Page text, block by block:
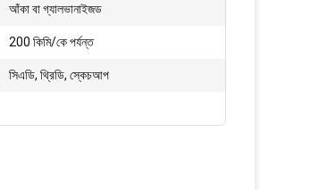
আঁকা বা গ্যালভানাইজড
200 কিমি/কে পর্যন্ত
সিএডি, থ্রিডি, স্কেচআপ